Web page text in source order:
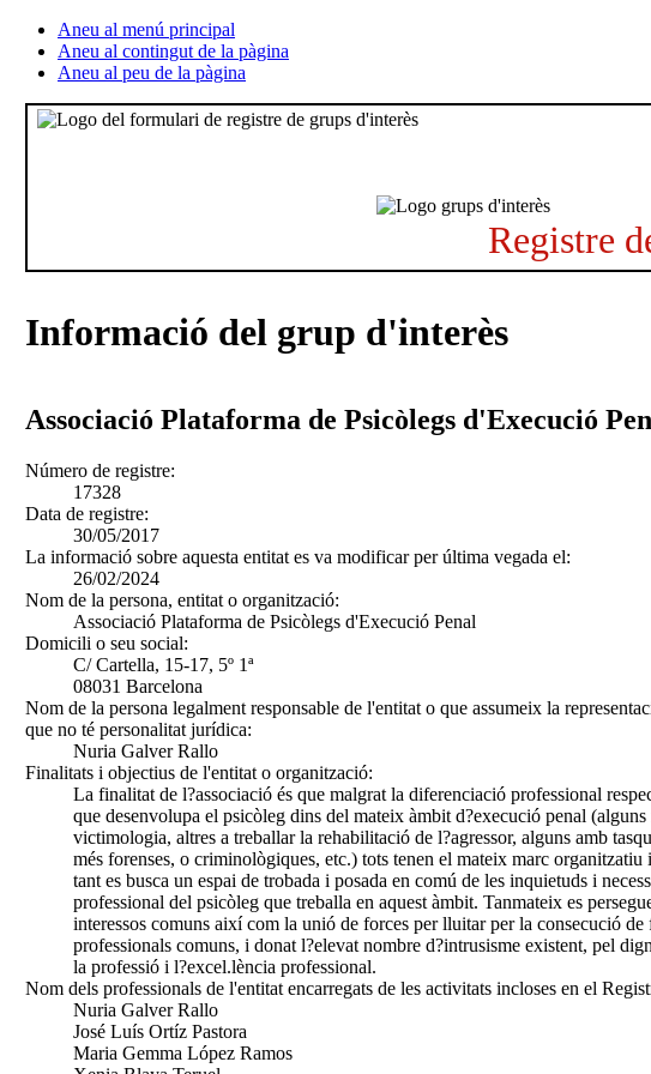
Aneu al menú principal
Aneu al contingut de la pàgina
Aneu al peu de la pàgina
Registre
Informació del grup d'interès
Associació Plataforma de Psicòlegs d'Execució
Número de registre:
17328
Data de registre:
30/05/2017
La informació sobre aquesta entitat es va modificar per última vegada el:
26/02/2024
Nom de la persona, entitat o organització:
Associació Plataforma de Psicòlegs d'Execució Penal
Domicili o seu social:
C/ Cartella, 15-17, 5º 1ª
08031 Barcelona
Nom de la persona legalment responsable de l'entitat o que assumeix la
que no té personalitat jurídica:
Nuria Galver Rallo
Finalitats i objectius de l'entitat o organització:
La finalitat de l?associació és que malgrat la diferenciació professional
que desenvolupa el psicòleg dins del mateix àmbit d?execució penal (alguns
victimologia, altres a treballar la rehabilitació de l?agressor, alguns amb
més forenses, o criminològiques, etc.) tots tenen el mateix marc
tant es busca un espai de trobada i posada en comú de les inquietuds i
professional del psicòleg que treballa en aquest àmbit. Tanmateix es
interessos comuns així com la unió de forces per lluitar per la consecució de
professionals comuns, i donat l?elevat nombre d?intrusisme existent, pel
la professió i l?excel.lència professional.
Nom dels professionals de l'entitat encarregats de les activitats incloses en el
Nuria Galver Rallo
José Luís Ortíz Pastora
Maria Gemma López Ramos